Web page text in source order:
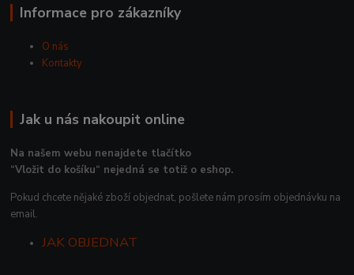
Informace pro zákazníky
O nás
Kontakty
Jak u nás nakoupit online
Na našem webu nenajdete tlačítko
“Vložit do košíku“ nejedná se totiž o eshop.
Pokud chcete nějaké zboží objednat, pošlete nám prosím objednávku na
email.
JAK OBJEDNAT